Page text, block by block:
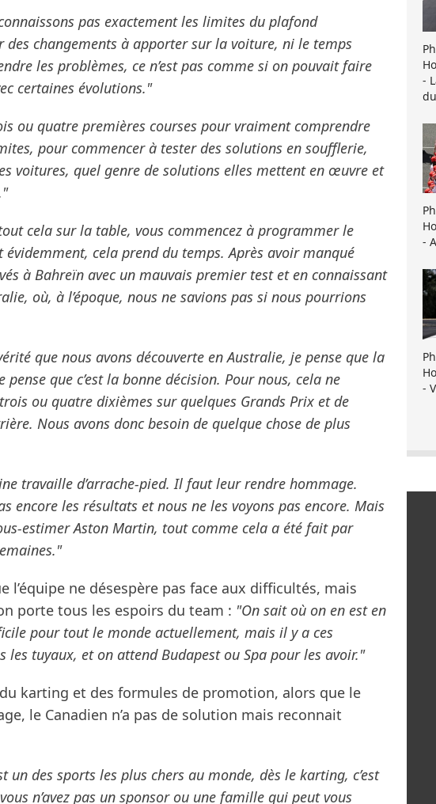
pas exactement les limites du plafond
des changements à apporter sur la voiture, ni le temps
les problèmes, ce n’est pas comme si on pouvait faire
certaines évolutions."
ou quatre premières courses pour vraiment comprendre
pour commencer à tester des solutions en soufflerie,
voitures, quel genre de solutions elles mettent en œuvre et
cela sur la table, vous commencez à programmer le
évidemment, cela prend du temps. Après avoir manqué
à Bahreïn avec un mauvais premier test et en connaissant
où, à l’époque, nous ne savions pas si nous pourrions
que nous avons découverte en Australie, je pense que la
que c’est la bonne décision. Pour nous, cela ne
ou quatre dixièmes sur quelques Grands Prix et de
Nous avons donc besoin de quelque chose de plus
travaille d’arrache-pied. Il faut leur rendre hommage.
encore les résultats et nous ne les voyons pas encore. Mais
estimer Aston Martin, tout comme cela a été fait par
l’équipe ne désespère pas face aux difficultés, mais
porte tous les espoirs du team : "On sait où on en est en
pour tout le monde actuellement, mais il y a ces
les tuyaux, et on attend Budapest ou Spa pour les avoir."
karting et des formules de promotion, alors que le
le Canadien n’a pas de solution mais reconnait
un des sports les plus chers au monde, dès le karting, c’est
n’avez pas un sponsor ou une famille qui peut vous
-
-
-